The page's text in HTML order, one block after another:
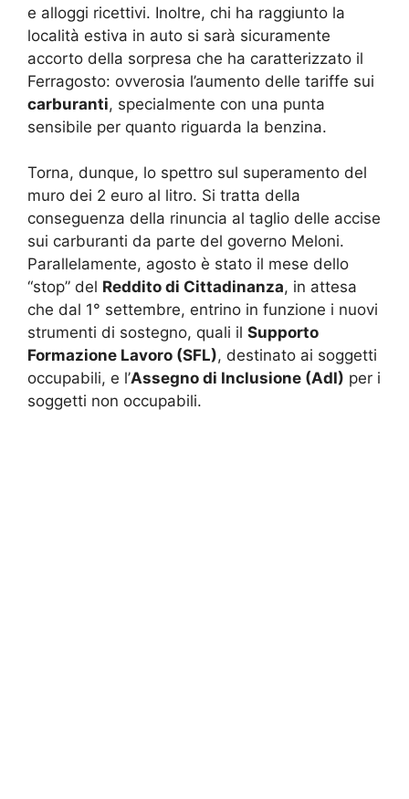
e alloggi ricettivi. Inoltre, chi ha raggiunto la
località estiva in auto si sarà sicuramente
accorto della sorpresa che ha caratterizzato il
Ferragosto: ovverosia l’aumento delle tariffe sui
carburanti, specialmente con una punta
sensibile per quanto riguarda la benzina.
Torna, dunque, lo spettro sul superamento del
muro dei 2 euro al litro. Si tratta della
conseguenza della rinuncia al taglio delle accise
sui carburanti da parte del governo Meloni.
Parallelamente, agosto è stato il mese dello
“stop” del Reddito di Cittadinanza, in attesa
che dal 1° settembre, entrino in funzione i nuovi
strumenti di sostegno, quali il Supporto
Formazione Lavoro (SFL), destinato ai soggetti
occupabili, e l’Assegno di Inclusione (AdI) per i
soggetti non occupabili.